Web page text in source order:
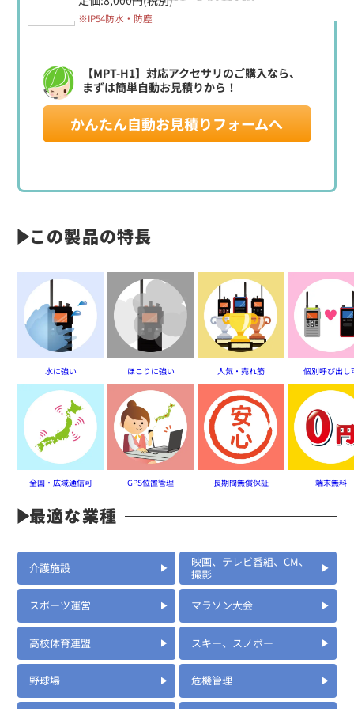
※IP54防水・防塵
【MPT-H1】対応アクセサリのご購入なら、
まずは簡単自動お見積りから！
かんたん自動お見積りフォームへ
この製品の特長
水に強い ほこりに強い 人気・売れ筋 個別呼び出し
全国・広域通信可 GPS位置管理 長期間無償保証 端末無料
最適な業種
介護施設
映画、テレビ番組、CM、
撮影
スポーツ運営 マラソン大会
高校体育連盟 スキー、スノボー
野球場 危機管理